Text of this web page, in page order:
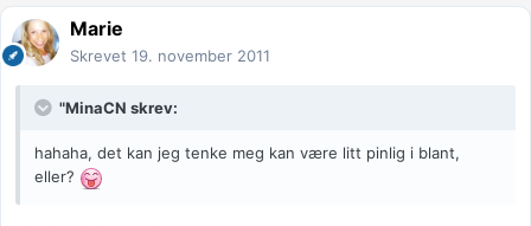
Marie
Skrevet 19. november 2011
"MinaCN skrev:
hahaha, det kan jeg tenke meg kan være litt pinlig i blant,
eller?